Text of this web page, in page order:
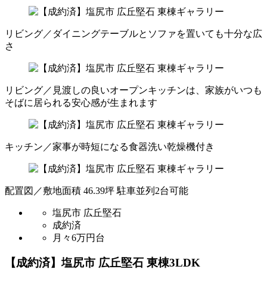
リビング／ダイニングテーブルとソファを置いても十分な広
さ
リビング／見渡しの良いオープンキッチンは、家族がいつも
そばに居られる安心感が生まれます
キッチン／家事が時短になる食器洗い乾燥機付き
配置図／敷地面積 46.39坪 駐車並列2台可能
塩尻市 広丘堅石
成約済
月々6万円台
【成約済】塩尻市 広丘堅石 東棟3LDK